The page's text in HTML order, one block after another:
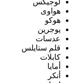
لوجيكس
هواوى
هوكو
يوجرين
عدسات
قلم ستايلس
كابلات
أمايا
أنكر